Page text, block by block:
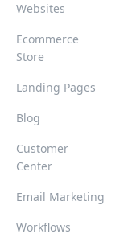
Websites
Ecommerce
Store
Landing Pages
Blog
Customer
Center
Email Marketing
Workflows